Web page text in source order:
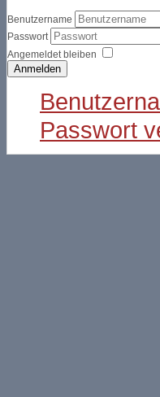
Benutzername
Passwort
Angemeldet bleiben
Anmelden
Passwort